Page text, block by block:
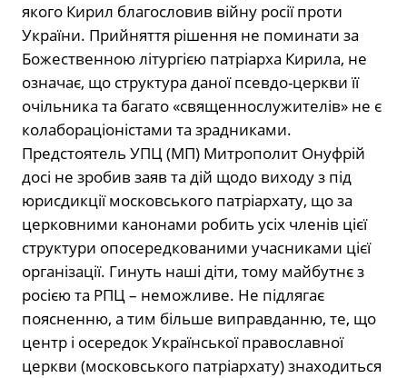
якого Кирил благословив війну росії проти
України. Прийняття рішення не поминати за
Божественною літургією патріарха Кирила, не
означає, що структура даної псевдо-церкви її
очільника та багато «священнослужителів» не є
колабораціоністами та зрадниками.
Предстоятель УПЦ (МП) Митрополит Онуфрій
досі не зробив заяв та дій щодо виходу з під
юрисдикції московського патріархату, що за
церковними канонами робить усіх членів цієї
структури опосередкованими учасниками цієї
організації. Гинуть наші діти, тому майбутнє з
росією та РПЦ – неможливе. Не підлягає
поясненню, а тим більше виправданню, те, що
центр і осередок Української православної
церкви (московського патріархату) знаходиться